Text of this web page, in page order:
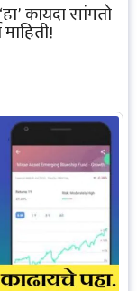
कायदा सांगतो